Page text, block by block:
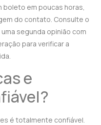
boleto em poucas horas,
do contato. Consulte o
segunda opinião com
para verificar a
e
é totalmente confiável.